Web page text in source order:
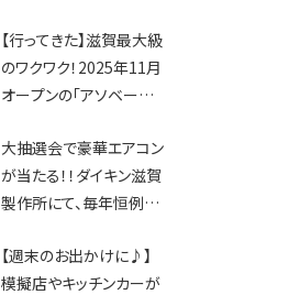
【行ってきた】滋賀最大級
のワクワク！2025年11月
オープンの「アソベース
レーンゲームで青果や日
用品までゲットできる新
スポット！
大抽選会で豪華エアコン
が当たる！！ダイキン滋賀
製作所にて、毎年恒例
日】
【週末のお出かけに♪】
模擬店やキッチンカーが